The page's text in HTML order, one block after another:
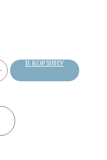
В КОРЗИНУ